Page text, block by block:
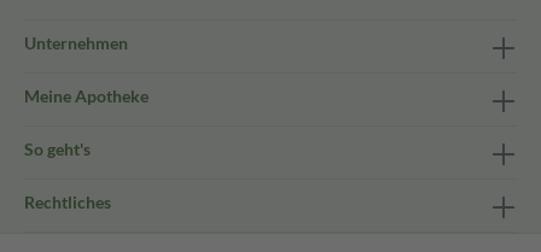
Unternehmen
Meine Apotheke
So geht's
Rechtliches